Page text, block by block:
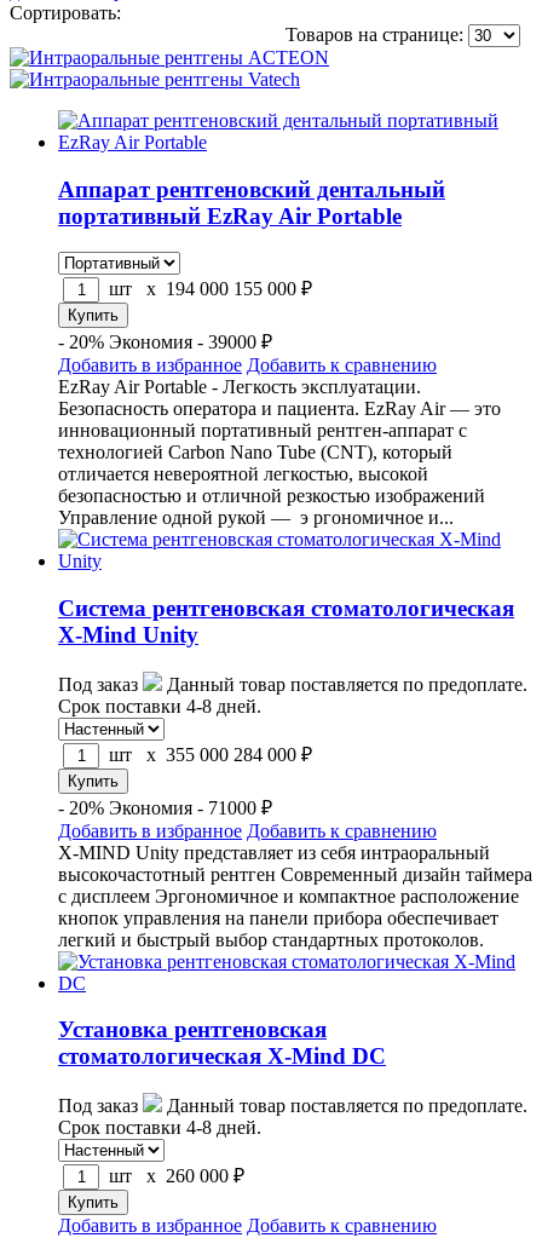
Сортировать:
Товаров на странице:
Аппарат рентгеновский дентальный
портативный EzRay Air Portable
шт x 194 000 155 000 ₽
- 20% Экономия - 39000 ₽
Добавить в избранное Добавить к сравнению
EzRay Air Portable - Легкость эксплуатации.
Безопасность оператора и пациента. EzRay Air — это
инновационный портативный рентген-аппарат с
технологией Carbon Nano Tube (CNT), который
отличается невероятной легкостью, высокой
безопасностью и отличной резкостью изображений
Управление одной рукой — э ргономичное и...
Система рентгеновская стоматологическая
X-Mind Unity
Под заказ
Данный товар поставляется по предоплате.
Срок поставки 4-8 дней.
шт x 355 000 284 000 ₽
- 20% Экономия - 71000 ₽
Добавить в избранное Добавить к сравнению
X-MIND Unity представляет из себя интраоральный
высокочастотный рентген Современный дизайн таймера
с дисплеем Эргономичное и компактное расположение
кнопок управления на панели прибора обеспечивает
легкий и быстрый выбор стандартных протоколов.
Установка рентгеновская
стоматологическая X-Mind DC
Под заказ
Данный товар поставляется по предоплате.
Срок поставки 4-8 дней.
шт x 260 000 ₽
Добавить в избранное Добавить к сравнению